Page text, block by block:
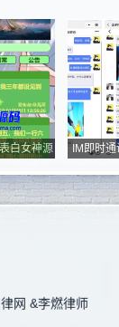
白女神源
IM即时
网 &李燃律师